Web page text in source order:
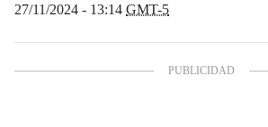
27/11/2024 - 13:14 GMT-5